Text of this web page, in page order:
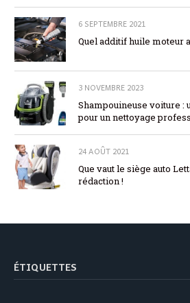
6 SEPTEMBRE 2021
Quel additif huile moteur
3 NOVEMBRE 2023
Shampouineuse voiture :
pour un nettoyage
24 AOÛT 2021
Que vaut le siège auto
rédaction !
ÉTIQUETTES